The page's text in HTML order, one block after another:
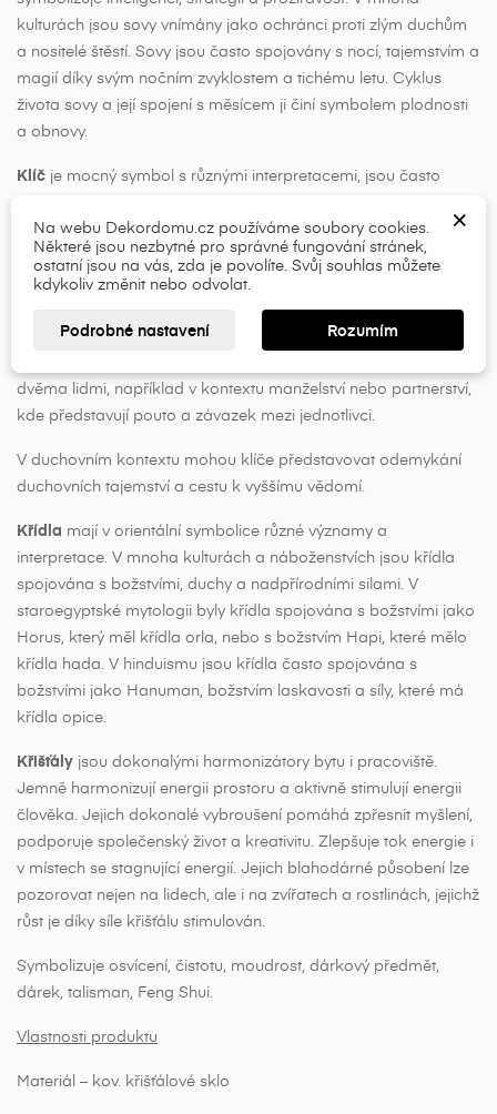
kulturách jsou sovy vnímány jako ochránci proti zlým duchům
a nositelé štěstí. Sovy jsou často spojovány s nocí, tajemstvím a
magií díky svým nočním zvyklostem a tichému letu. Cyklus
života sovy a její spojení s měsícem ji činí symbolem plodnosti
a obnovy.
Klíč je mocný symbol s různými interpretacemi, jsou často
metaforicky. Představují přístup, příležitost a sílu otevírat nové
cesty. V některých tradicích klíče symbolizují poznání a
odemykání skrytých pravd. Mohou představovat hledání
porozumění a osvícení. Klíče jsou také považovány za symboly
ochrany, ochrany toho, co je cenné, a ochrany před
dvěma lidmi, například v kontextu manželství nebo partnerství,
kde představují pouto a závazek mezi jednotlivci.
V duchovním kontextu mohou klíče představovat odemykání
duchovních tajemství a cestu k vyššímu vědomí.
Křídla mají v orientální symbolice různé významy a
interpretace. V mnoha kulturách a náboženstvích jsou křídla
spojována s božstvími, duchy a nadpřírodními silami. V
staroegyptské mytologii byly křídla spojována s božstvími jako
Horus, který měl křídla orla, nebo s božstvím Hapi, které mělo
křídla hada. V hinduismu jsou křídla často spojována s
božstvími jako Hanuman, božstvím laskavosti a síly, které má
křídla opice.
Křišťály jsou dokonalými harmonizátory bytu i pracoviště.
Jemně harmonizují energii prostoru a aktivně stimulují energii
člověka. Jejich dokonalé vybroušení pomáhá zpřesnit myšlení,
podporuje společenský život a kreativitu. Zlepšuje tok energie i
v místech se stagnující energií. Jejich blahodárné působení lze
pozorovat nejen na lidech, ale i na zvířatech a rostlinách, jejichž
růst je díky síle křišťálu stimulován.
Symbolizuje osvícení, čistotu, moudrost, dárkový předmět,
dárek, talisman, Feng Shui.
Vlastnosti produktu
Materiál – kov. křišťálové sklo
×
add_circle_outline
×
Název seznamu přání
Zrušit Vytvořit seznam přání
Přihlásit se ×
Musíte být přihlášen, abyste si mohli výrobky uložit do
svého seznamu přání.
Přihlásit se
×
Na webu Dekordomu.cz používáme soubory cookies.
Některé jsou nezbytné pro správné fungování stránek,
ostatní jsou na vás, zda je povolíte. Svůj souhlas můžete
kdykoliv změnit nebo odvolat.
Podrobné nastavení Rozumím